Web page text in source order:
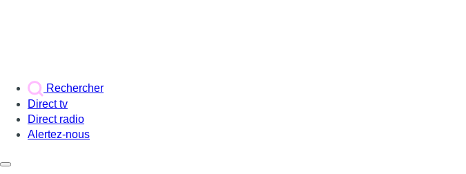
Rechercher
Direct tv
Direct radio
Alertez-nous